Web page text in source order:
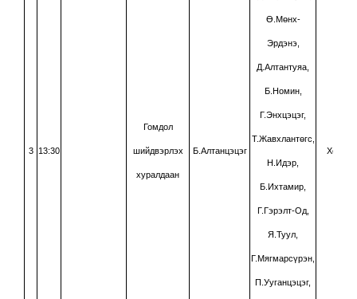
3 13:30
Гомдол
шийдвэрлэх
хуралдаан
Б.Алтанцэцэг
Ө.Мөнх-
Эрдэнэ,
Д.Алтантуяа,
Б.Номин,
Г.Энхцэцэг,
Т.Жавхлантөгс,
Н.Идэр,
Б.Ихтамир,
Г.Гэрэлт-Од,
Я.Туул,
Г.Мягмарсүрэн,
П.Ууганцэцэг,